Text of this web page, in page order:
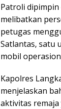
Patroli dipimpin
melibatkan
petugas
Satlantas, satu
mobil
Kapolres
menjelaskan
aktivitas